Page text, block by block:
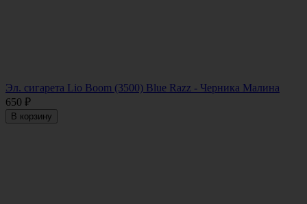
Эл. сигарета Lio Boom (3500) Blue Razz - Черника Малина
650 ₽
В корзину